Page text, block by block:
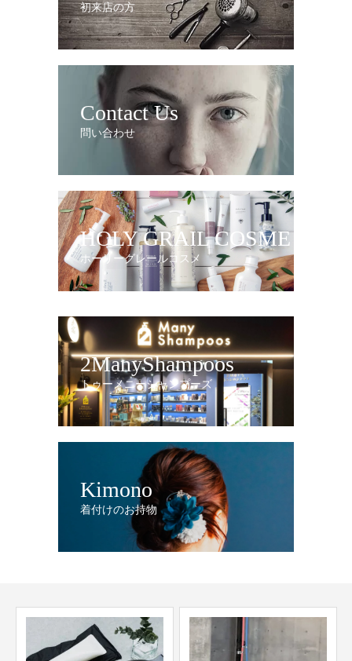
初来店の方
Contact Us
問い合わせ
HOLY GRAIL COSME
ホーリーグレールコスメ
2ManyShampoos
トゥーメニーシャンプーズ
Kimono
着付けのお持物